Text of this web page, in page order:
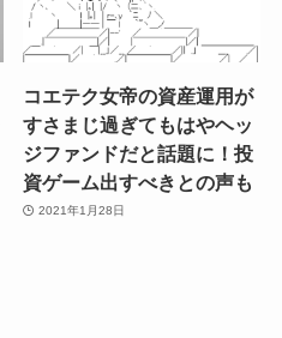
コエテク女帝の資産運用が
すさまじ過ぎてもはやヘッ
ジファンドだと話題に！投
資ゲーム出すべきとの声も
2021年1月28日